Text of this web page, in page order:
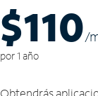
$110/
por 1 año